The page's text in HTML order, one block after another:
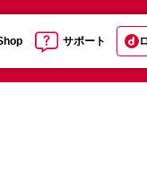
サポート